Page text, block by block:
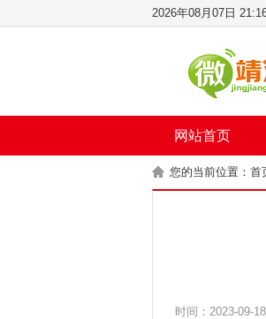
2026年08月07日
网站首页
您的当前位置： 首
时间：2023-09-